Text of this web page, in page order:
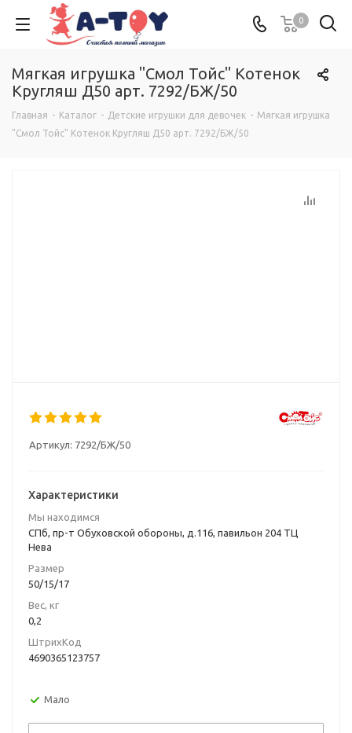
0
Мягкая игрушка "Смол Тойс" Котенок
Кругляш Д50 арт. 7292/БЖ/50
Главная - Каталог - Детские игрушки для девочек - Мягкая игрушка
"Смол Тойс" Котенок Кругляш Д50 арт. 7292/БЖ/50
Артикул: 7292/БЖ/50
Характеристики
Мы находимся
СПб, пр-т Обуховской обороны, д.116, павильон 204 ТЦ
Нева
Размер
50/15/17
Вес, кг
0,2
ШтрихКод
4690365123757
Мало